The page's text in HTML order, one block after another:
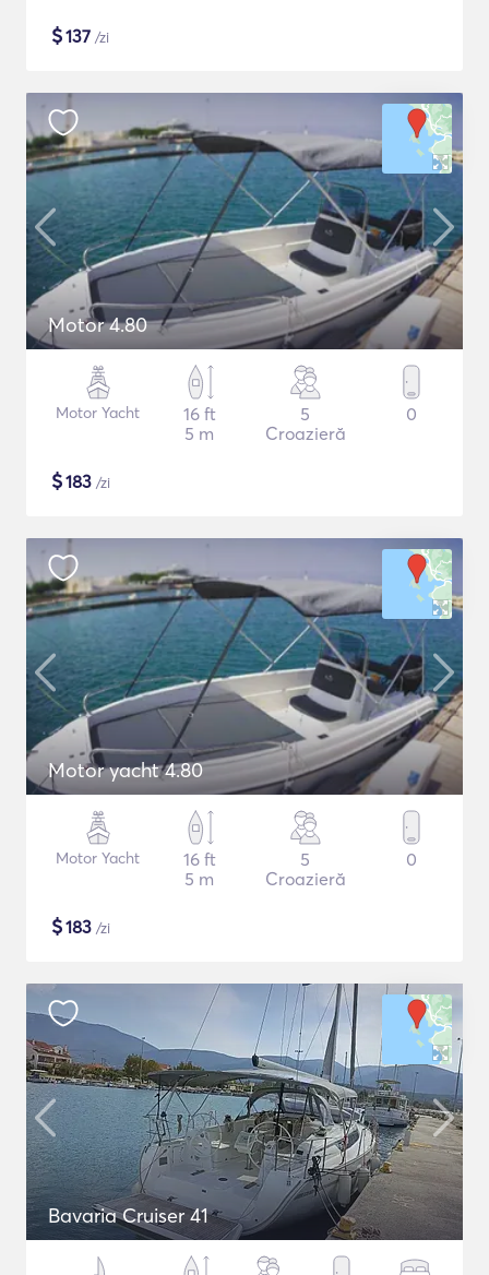
$137 /zi
Motor 4.80
Motor Yacht
16 ft
5 m
5
Croazieră
0
$183 /zi
Motor yacht 4.80
Motor Yacht
16 ft
5 m
5
Croazieră
0
$183 /zi
Bavaria Cruiser 41